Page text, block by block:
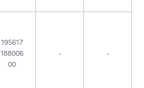
195617
188006
00
- -